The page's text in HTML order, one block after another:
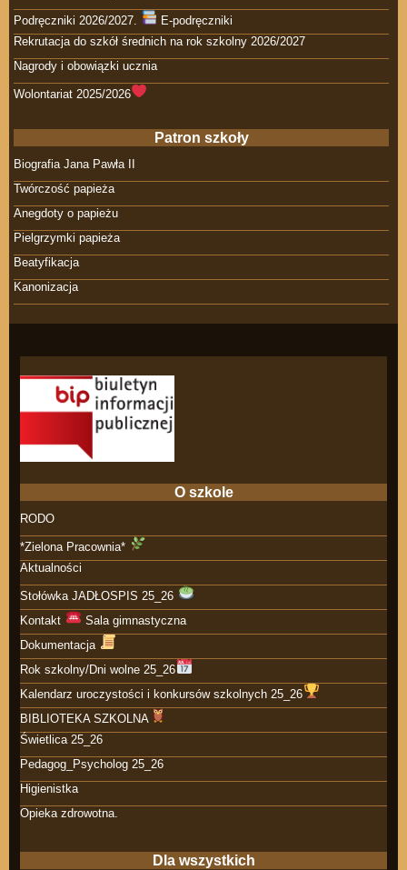
Podręczniki 2026/2027.
E-podręczniki
Rekrutacja do szkół średnich na rok szkolny 2026/2027
Nagrody i obowiązki ucznia
Wolontariat 2025/2026
Patron szkoły
Biografia Jana Pawła II
Twórczość papieża
Anegdoty o papieżu
Pielgrzymki papieża
Beatyfikacja
Kanonizacja
O szkole
RODO
*Zielona Pracownia*
Aktualności
Stołówka JADŁOSPIS 25_26
Kontakt
Sala gimnastyczna
Dokumentacja
Rok szkolny/Dni wolne 25_26
Kalendarz uroczystości i konkursów szkolnych 25_26
BIBLIOTEKA SZKOLNA
Świetlica 25_26
Pedagog_Psycholog 25_26
Higienistka
Opieka zdrowotna.
Dla wszystkich